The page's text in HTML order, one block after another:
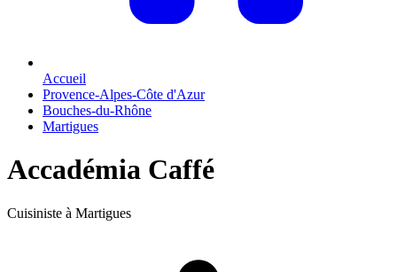
Accueil
Provence-Alpes-Côte d'Azur
Bouches-du-Rhône
Martigues
Accadémia Caffé
Cuisiniste à Martigues